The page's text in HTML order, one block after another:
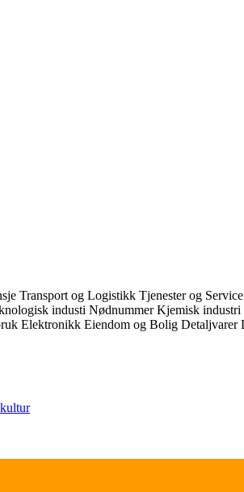
Transport og Logistikk Tjenester og Service
industi NødnummerKjemisk industri
Elektronikk Eiendom og Bolig Detaljvarer
kultur